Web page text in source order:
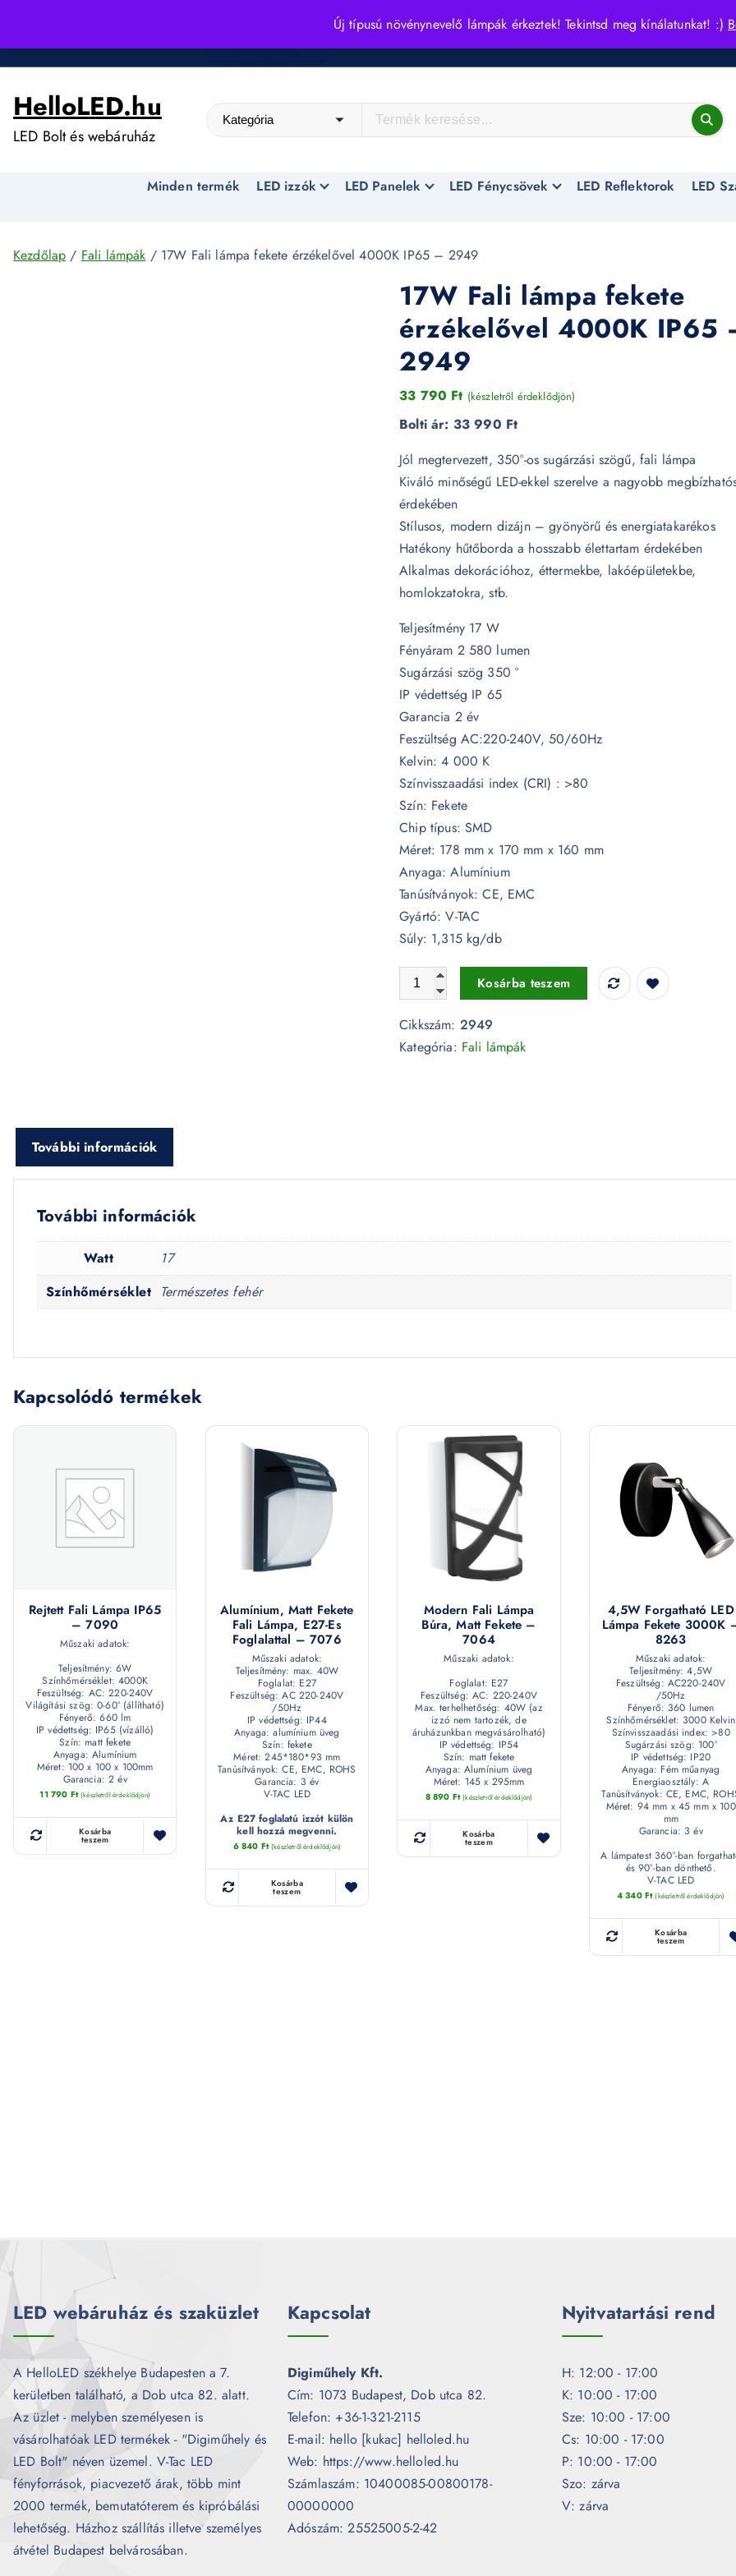
Új típusú növénynevelő lámpák érkeztek! Tekintsd meg kínálatunkat! :)
i
HelloLED.hu
LED Bolt és webáruház
Minden termék LED izzók LED Panelek LED Fénycsövek LED Reflektorok LED
Kezdőlap / Fali lámpák / 17W Fali lámpa fekete érzékelővel 4000K IP65 – 2949
17W Fali lámpa fekete
érzékelővel 4000K IP65
2949
33 790 Ft (készletről érdeklődjön)
Bolti ár: 33 990 Ft
Jól megtervezett, 350°-os sugárzási szögű, fali lámpa
Kiváló minőségű LED-ekkel szerelve a nagyobb
érdekében
Stílusos, modern dizájn – gyönyörű és energiatakarékos
Hatékony hűtőborda a hosszabb élettartam érdekében
Alkalmas dekorációhoz, éttermekbe, lakóépületekbe,
homlokzatokra, stb.
Teljesítmény 17 W
Fényáram 2 580 lumen
Sugárzási szög 350 °
IP védettség IP 65
Garancia 2 év
Feszültség AC:220-240V, 50/60Hz
Kelvin: 4 000 K
Színvisszaadási index (CRI) : >80
Szín: Fekete
Chip típus: SMD
Méret: 178 mm x 170 mm x 160 mm
Anyaga: Alumínium
Tanúsítványok: CE, EMC
Gyártó: V-TAC
Súly: 1,315 kg/db
17W Fali lámpa fekete érzékelővel 4000K IP65 - 2949
Kosárba teszem
Cikkszám: 2949
Kategória: Fali lámpák
További információk
További információk
Watt
17
Színhőmérséklet Természetes fehér
Kapcsolódó termékek
Rejtett Fali Lámpa IP65
– 7090
Műszaki adatok:
Teljesítmény: 6W
Színhőmérséklet: 4000K
Feszültség: AC: 220-240V
Világítási szög: 0-60° (állítható)
Fényerő: 660 lm
IP védettség: IP65 (vízálló)
Szín: matt fekete
Anyaga: Alumínium
Méret: 100 x 100 x 100mm
Garancia: 2 év
11 790 Ft (készletről érdeklődjön)
Kosárba
teszem
Alumínium, Matt Fekete
Fali Lámpa, E27-Es
Foglalattal – 7076
Műszaki adatok:
Teljesítmény: max. 40W
Foglalat: E27
Feszültség: AC 220-240V
/50Hz
IP védettség: IP44
Anyaga: alumínium üveg
Szín: fekete
Méret: 245*180*93 mm
Tanúsítványok: CE, EMC, ROHS
Garancia: 3 év
V-TAC LED
Az E27 foglalatú izzót külön
kell hozzá megvenni.
6 840 Ft (készletről érdeklődjön)
Kosárba
teszem
Modern Fali Lámpa
Búra, Matt Fekete –
7064
Műszaki adatok:
Foglalat: E27
Feszültség: AC: 220-240V
Max. terhelhetőség: 40W (az
izzó nem tartozék, de
áruházunkban megvásárolható)
IP védettség: IP54
Szín: matt fekete
Anyaga: Alumínium üveg
Méret: 145 x 295mm
8 890 Ft (készletről érdeklődjön)
Kosárba
teszem
4,5W Forgatható LED
Lámpa Fekete 3000K
8263
Műszaki adatok:
Teljesítmény: 4,5W
Feszültség: AC220-240V
/50Hz
Fényerő: 360 lumen
Színhőmérséklet: 3000 Kelvin
Színvisszaadási index: >80
Sugárzási szög: 100°
IP védettség: IP20
Anyaga: Fém műanyag
Energiaosztály: A
Tanúsítványok: CE, EMC,
Méret: 94 mm x 45 mm x 100
mm
Garancia: 3 év
A lámpatest 360°-ban
és 90°-ban dönthető.
V-TAC LED
4 340 Ft (készletről érdeklődjön)
Kosárba
teszem
LED webáruház és szaküzlet
A HelloLED székhelye Budapesten a 7.
kerületben található, a Dob utca 82. alatt.
Az üzlet - melyben személyesen is
vásárolhatóak LED termékek - "Digiműhely és
LED Bolt" néven üzemel. V-Tac LED
fényforrások, piacvezető árak, több mint
2000 termék, bemutatóterem és kipróbálási
lehetőség. Házhoz szállítás illetve személyes
átvétel Budapest belvárosában.
Kapcsolat
Digiműhely Kft.
Cím: 1073 Budapest, Dob utca 82.
Telefon: +36-1-321-2115
E-mail: hello [kukac] helloled.hu
Web: https://www.helloled.hu
Számlaszám: 10400085-00800178-
00000000
Adószám: 25525005-2-42
Nyitvatartási rend
H: 12:00 - 17:00
K: 10:00 - 17:00
Sze: 10:00 - 17:00
Cs: 10:00 - 17:00
P: 10:00 - 17:00
Szo: zárva
V: zárva